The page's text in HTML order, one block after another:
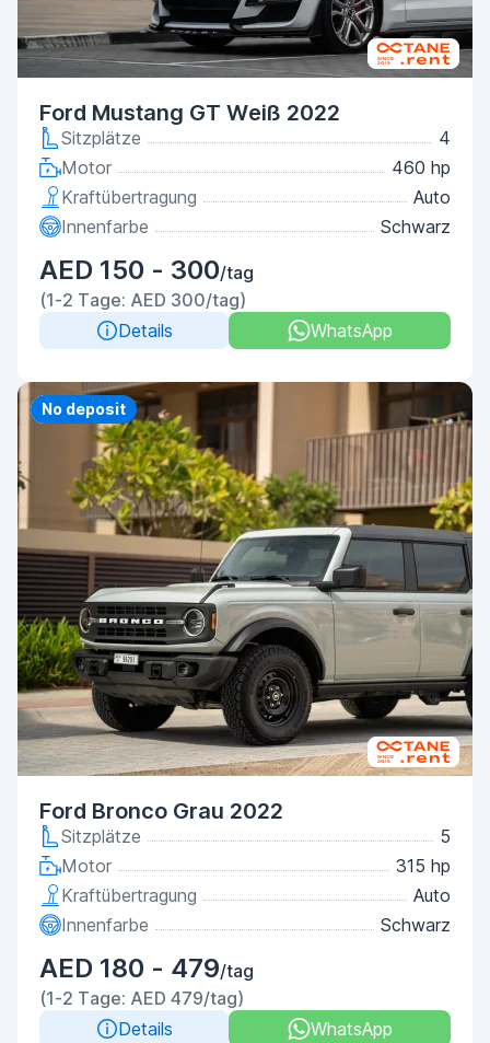
Ford Mustang GT Weiß 2022
Sitzplätze
4
Motor
460 hp
Kraftübertragung
Auto
Innenfarbe
Schwarz
AED 150 - 300/tag
(1-2 Tage: AED 300/tag)
Details
WhatsApp
Priority
No deposit
Ford Bronco Grau 2022
Sitzplätze
5
Motor
315 hp
Kraftübertragung
Auto
Innenfarbe
Schwarz
AED 180 - 479/tag
(1-2 Tage: AED 479/tag)
Details
WhatsApp